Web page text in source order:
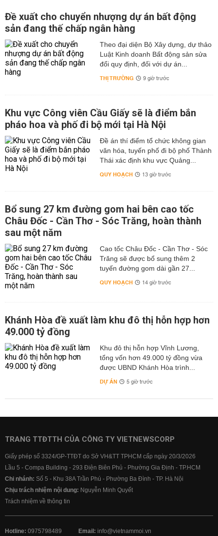
Đề xuất cho chuyển nhượng dự án bất động
sản đang thế chấp ngân hàng
Theo đại diện Bộ Xây dựng, dự thảo
Luật Kinh doanh Bất động sản sửa
đổi quy định, đối với dự án...
THỊ TRƯỜNG 9 giờ trước
Khu vực Công viên Cầu Giấy sẽ là điểm bắn
pháo hoa và phố đi bộ mới tại Hà Nội
Đề án thí điểm tổ chức không gian
văn hóa, tuyến phố đi bộ phố Thành
Thái xác định khu vực Quảng...
QUY HOẠCH 13 giờ trước
Bổ sung 27 km đường gom hai bên cao tốc
Châu Đốc - Cần Thơ - Sóc Trăng, hoàn thành
sau một năm
Cao tốc Châu Đốc - Cần Thơ - Sóc
Trăng sẽ được bổ sung thêm 2
tuyến đường gom dài gần 27...
QUY HOẠCH 14 giờ trước
Khánh Hòa đề xuất làm khu đô thị hỗn hợp hơn
49.000 tỷ đồng
Khu đô thị hỗn hợp Vĩnh Lương,
tổng vốn hơn 49.000 tỷ đồng vừa
được UBND Khánh Hòa trình...
DỰ ÁN 5 giờ trước
TRANG TTĐTTH CỦA CÔNG TY VIETNEWSCORP
Giấy phép số 3324/GP-TTĐT do Sở VH&TT TPHCM cấp ngày 20/3/2026
Lầu 5 - Compa Building - 293 Điện Biên Phủ - Phường Gia Định - TP.HCM
Chi nhánh: Số 5 - Khu 38A Trần Phú - Phường Ba Đình - TP. Hà Nội
Chịu trách nhiệm nội dung: Nguyễn Minh Quyết
Trách nhiệm về thông tin
Hotline: 0975798489 Email: info@vietnammoi.vn